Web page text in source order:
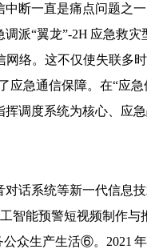
断一直是痛点问题之
派“翼龙”-2H 应急救
网络。这不仅使失联
应急通信保障。在“应
调度系统为核心、应
话系统等新一代信息
智能预警短视频制作
众生产生活⑥。2021